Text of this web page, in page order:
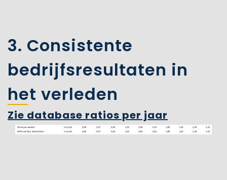
3. Consistente
bedrijfsresultaten in
het verleden
Zie database ratios per jaar